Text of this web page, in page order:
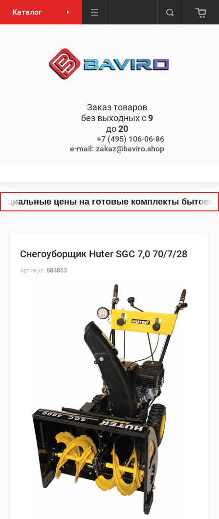
Каталог
Заказ товаров
без выходных с9
до20
+7 (495) 106-06-86
e-mail: zakaz@baviro.shop
цены на готовые комплекты бытовой
Снегоуборщик Huter SGC 7,0 70/7/28
Артикул: 884863